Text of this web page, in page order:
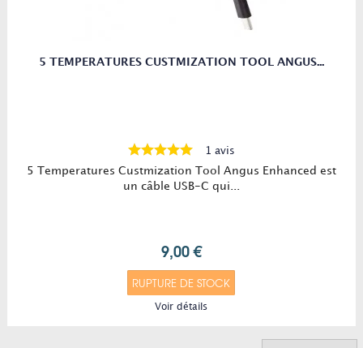
5 TEMPERATURES CUSTMIZATION TOOL ANGUS...
1 avis
5 Temperatures Custmization Tool Angus Enhanced est
un câble USB-C qui...
9,00 €
RUPTURE DE STOCK
Voir détails